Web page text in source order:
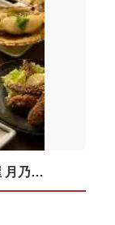
海鮮炉端焼きと季節の鮮魚 完全個室居酒屋 月乃雅 上野店